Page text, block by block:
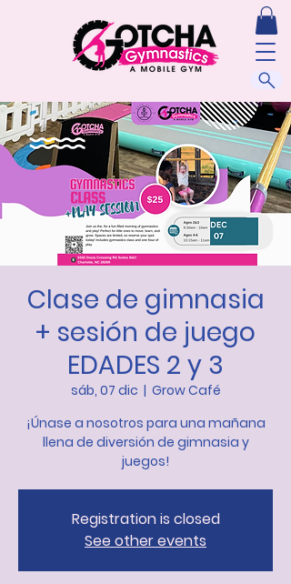
Clase de gimnasia
+ sesión de juego
EDADES 2 y 3
sáb, 07 dic
  |
Grow Café
¡Únase a nosotros para una mañana
llena de diversión de gimnasia y
juegos!
Registration is closed
See other events